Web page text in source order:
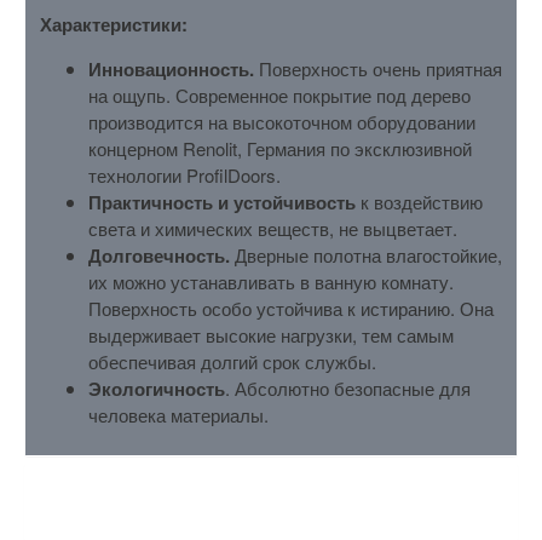
Характеристики:
Инновационность. Поверхность очень приятная
на ощупь. Современное покрытие под дерево
производится на высокоточном оборудовании
концерном Renolit, Германия по эксклюзивной
технологии ProfilDoors.
Практичность и устойчивость к воздействию
света и химических веществ, не выцветает.
Долговечность. Дверные полотна влагостойкие,
их можно устанавливать в ванную комнату.
Поверхность особо устойчива к истиранию. Она
выдерживает высокие нагрузки, тем самым
обеспечивая долгий срок службы.
Экологичность. Абсолютно безопасные для
человека материалы.